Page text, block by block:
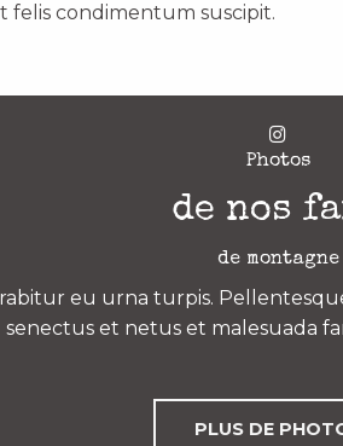
felis condimentum suscipit.
Photos
de nos
de montagne
eu urna turpis.
senectus et netus et malesuada
PLUS DE